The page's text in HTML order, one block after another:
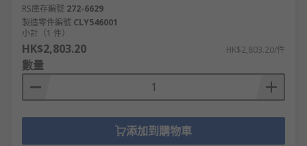
RS庫存編號 272-6629
製造零件編號 CLY546001
小計（1 件）
HK$2,803.20 HK$2,803.20/件
數量
添加到購物車